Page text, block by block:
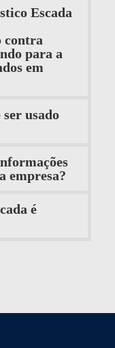
Escada
contra
para a
em
usado
empresa?
é